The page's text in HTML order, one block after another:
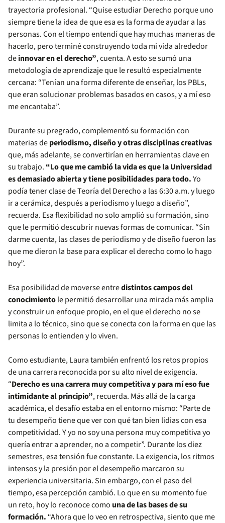
trayectoria profesional. “Quise estudiar Derecho porque uno
siempre tiene la idea de que esa es la forma de ayudar a las
personas. Con el tiempo entendí que hay muchas maneras de
hacerlo, pero terminé construyendo toda mi vida alrededor
deinnovar en el derecho”, cuenta. A esto se sumó una
metodología de aprendizaje que le resultó especialmente
cercana: “Tenían una forma diferente de enseñar, los PBLs,
que eran solucionar problemas basados en casos, y a mí eso
me encantaba”.
Durante su pregrado, complementó su formación con
materias deperiodismo, diseño y otras disciplinas creativas
que, más adelante, se convertirían en herramientas clave en
su trabajo. “Lo que me cambió la vida es que la Universidad
es demasiado abierta y tiene posibilidades para todo.Yo
podía tener clase de Teoría del Derecho a las 6:30 a.m. y luego
ir a cerámica, después a periodismo y luego a diseño”,
recuerda. Esa flexibilidad no solo amplió su formación, sino
que le permitió descubrir nuevas formas de comunicar. “Sin
darme cuenta, las clases de periodismo y de diseño fueron las
que me dieron la base para explicar el derecho como lo hago
hoy”.
Esa posibilidad de moverse entredistintos campos del
conocimientole permitió desarrollar una mirada más amplia
y construir un enfoque propio, en el que el derecho no se
limita a lo técnico, sino que se conecta con la forma en que las
personas lo entienden y lo viven.
Como estudiante, Laura también enfrentó los retos propios
de una carrera reconocida por su alto nivel de exigencia.
“Derecho es una carrera muy competitiva y para mí eso fue
intimidante al principio”, recuerda. Más allá de la carga
académica, el desafío estaba en el entorno mismo: “Parte de
tu desempeño tiene que ver con qué tan bien lidias con esa
competitividad. Y yo no soy una persona muy competitiva yo
quería entrar a aprender, no a competir”. Durante los diez
semestres, esa tensión fue constante. La exigencia, los ritmos
intensos y la presión por el desempeño marcaron su
experiencia universitaria. Sin embargo, con el paso del
tiempo, esa percepción cambió. Lo que en su momento fue
un reto, hoy lo reconoce como una de las bases de su
formación. “Ahora que lo veo en retrospectiva, siento que me